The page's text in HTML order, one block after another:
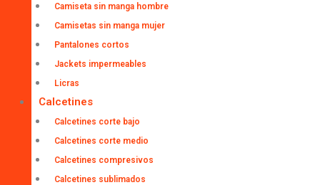
Camiseta sin manga hombre
Camisetas sin manga mujer
Pantalones cortos
Jackets impermeables
Licras
Calcetines
Calcetines corte bajo
Calcetines corte medio
Calcetines compresivos
Calcetines sublimados